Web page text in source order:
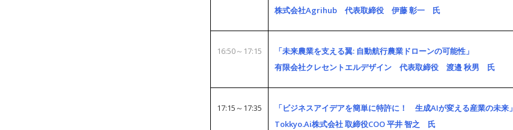
株式会社Agrihub 代表取締役 伊藤 彰一 氏
16:50～17:15
「未来農業を支える翼: 自動航行農業ドローンの可能性」
有限会社クレセントエルデザイン 代表取締役 渡邉 秋男 氏
17:15～17:35
「ビジネスアイデアを簡単に特許に！ 生成AIが変える産業の未来」
Tokkyo.Ai株式会社 取締役COO 平井 智之 氏